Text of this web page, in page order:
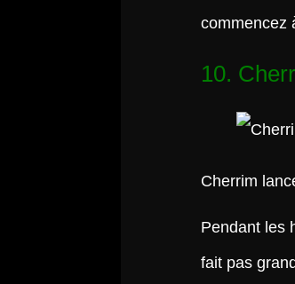
commencez
10.
Cherrim
Pendant les
fait pas